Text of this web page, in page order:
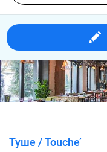
Туше / Touche’